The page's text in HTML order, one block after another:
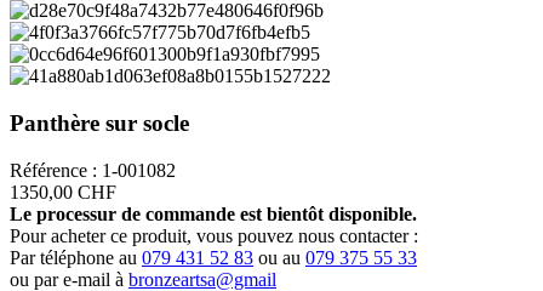
Panthère sur socle
Référence : 1-001082
1350,00 CHF
Le processur de commande est bientôt disponible.
Pour acheter ce produit, vous pouvez nous contacter :
Par téléphone au 079 431 52 83 ou au 079 375 55 33
ou par e-mail à bronzeartsa@gmail